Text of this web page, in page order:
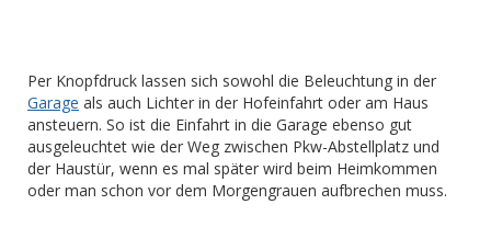
Per Knopfdruck lassen sich sowohl die Beleuchtung in der
Garage als auch Lichter in der Hofeinfahrt oder am Haus
ansteuern. So ist die Einfahrt in die Garage ebenso gut
ausgeleuchtet wie der Weg zwischen Pkw-Abstellplatz und
der Haustür, wenn es mal später wird beim Heimkommen
oder man schon vor dem Morgengrauen aufbrechen muss.